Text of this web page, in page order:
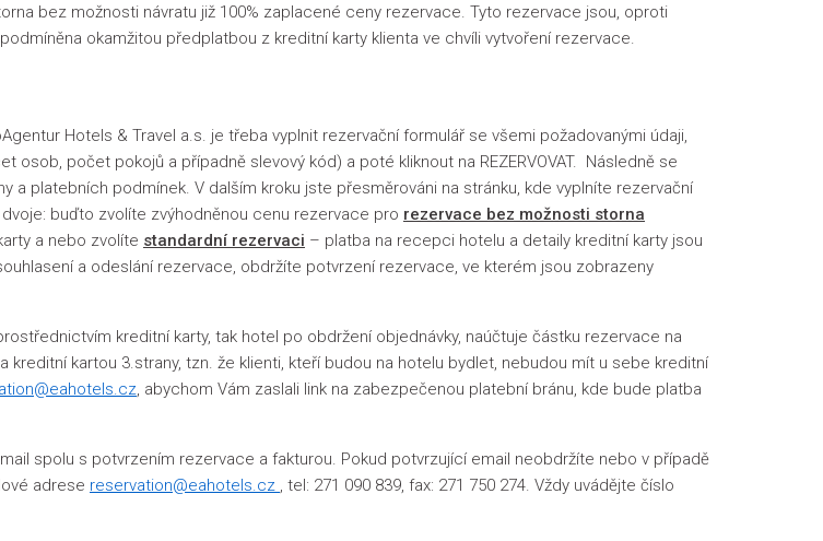
bez možnosti návratu již 100% zaplacené ceny rezervace. Tyto rezervace jsou, oproti
okamžitou předplatbou z kreditní karty klienta ve chvíli vytvoření rezervace.
Hotels & Travel a.s. je třeba vyplnit rezervační formulář se všemi požadovanými údaji,
počet pokojů a případně slevový kód) a poté kliknout na REZERVOVAT. Následně se
platebních podmínek. V dalším kroku jste přesměrováni na stránku, kde vyplníte rezervační
buďto zvolíte zvýhodněnou cenu rezervace pro rezervace bez možnosti storna
a nebo zvolíte standardní rezervaci – platba na recepci hotelu a detaily kreditní karty jsou
a odeslání rezervace, obdržíte potvrzení rezervace, ve kterém jsou zobrazeny
kreditní karty, tak hotel po obdržení objednávky, naúčtuje částku rezervace na
kartou 3.strany, tzn. že klienti, kteří budou na hotelu bydlet, nebudou mít u sebe kreditní
, abychom Vám zaslali link na zabezpečenou platební bránu, kde bude platba
spolu s potvrzením rezervace a fakturou. Pokud potvrzující email neobdržíte nebo v případě
adrese reservation@eahotels.cz , tel: 271 090 839, fax: 271 750 274. Vždy uvádějte číslo